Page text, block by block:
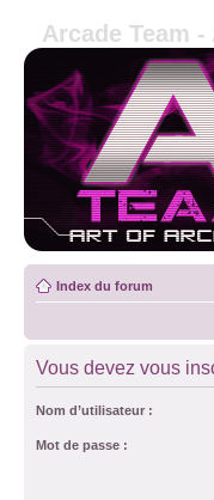
Arcade Team
Index du forum
Vous devez vous
Nom d’utilisateur :
Mot de passe :